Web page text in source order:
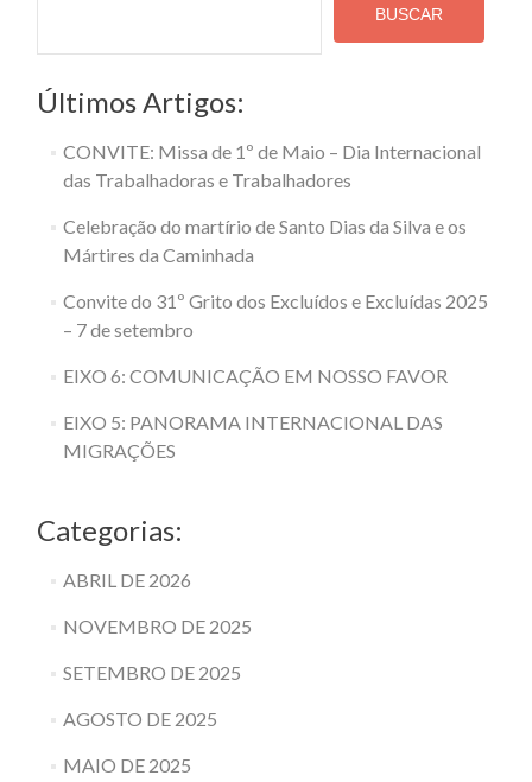
BUSCAR
Últimos Artigos:
CONVITE: Missa de 1º de Maio – Dia Internacional
das Trabalhadoras e Trabalhadores
Celebração do martírio de Santo Dias da Silva e os
Mártires da Caminhada
Convite do 31º Grito dos Excluídos e Excluídas 2025
– 7 de setembro
EIXO 6: COMUNICAÇÃO EM NOSSO FAVOR
EIXO 5: PANORAMA INTERNACIONAL DAS
MIGRAÇÕES
Categorias:
ABRIL DE 2026
NOVEMBRO DE 2025
SETEMBRO DE 2025
AGOSTO DE 2025
MAIO DE 2025